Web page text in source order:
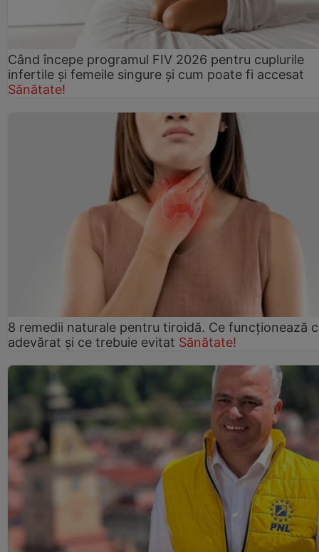
Când începe programul FIV 2026 pentru cuplurile
infertile şi femeile singure şi cum poate fi accesat
Sănătate!
8 remedii naturale pentru tiroidă. Ce funcționează
adevărat și ce trebuie evitat Sănătate!